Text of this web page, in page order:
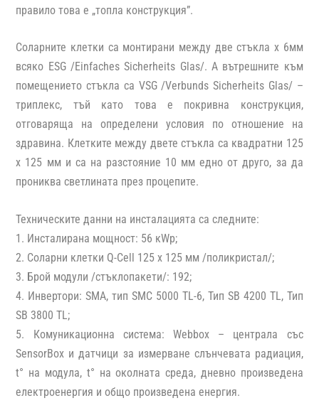
правило това е „топла конструкция”.
Соларните клетки са монтирани между две стъкла х 6мм
всяко ESG /Einfaches Sicherheits Glas/. А вътрешните към
помещението стъкла са VSG /Verbunds Sicherheits Glas/ –
триплекс, тъй като това е покривна конструкция,
отговаряща на определени условия по отношение на
здравина. Клетките между двете стъкла са квадратни 125
х 125 мм и са на разстояние 10 мм едно от друго, за да
прониква светлината през процепите.
Техническите данни на инсталацията са следните:
1. Инсталирана мощност: 56 кWp;
2. Соларни клетки Q-Cell 125 х 125 мм /поликристал/;
3. Брой модули /стъклопакети/: 192;
4. Инвертори: SMA, тип SMC 5000 TL-6, Тип SB 4200 TL, Тип
SB 3800 TL;
5. Комуникационна система: Webbox – централа със
SensorBox и датчици за измерване слънчевата радиация,
t° на модула, t° на околната среда, дневно произведена
електроенергия и общо произведена енергия.